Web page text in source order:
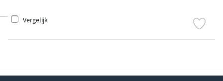
Vergelijk